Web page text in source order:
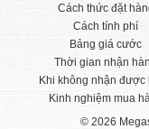
Cách thức đặt
Cách tính phí
Bảng giá cước
Thời gian nhận
Khi không nhận được
Kinh nghiệm mua
© 2026